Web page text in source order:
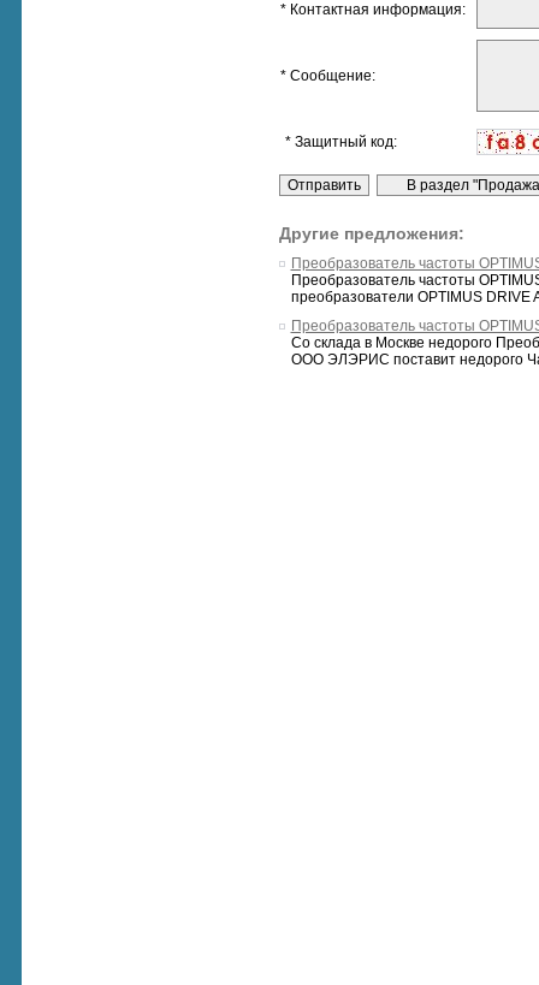
* Контактная информация:
* Сообщение:
* Защитный код:
Другие предложения:
Преобразователь частоты
Преобразователь частоты
преобразователи OPTIMUS DRIVE
Преобразователь частоты
Со склада в Москве недорого
ООО ЭЛЭРИС поставит недорого